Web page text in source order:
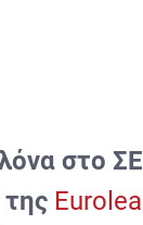
στο